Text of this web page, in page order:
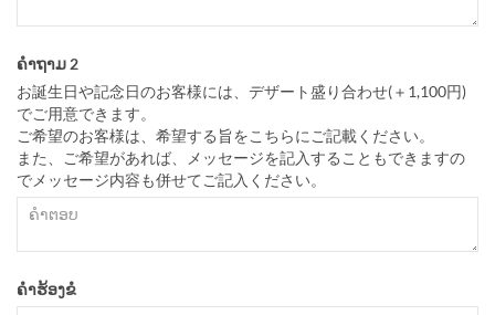
ຄຳຖາມ 2
お誕生日や記念日のお客様には、デザート盛り合わせ(＋1,100円)
でご用意できます。
ご希望のお客様は、希望する旨をこちらにご記載ください。
また、ご希望があれば、メッセージを記入することもできますの
でメッセージ内容も併せてご記入ください。
ຄຳຮ້ອງຂໍ